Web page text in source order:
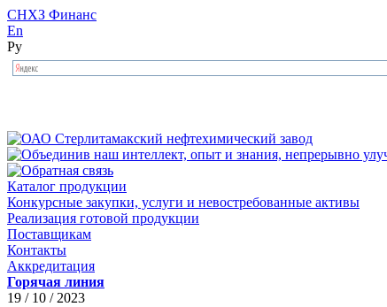
СНХЗ Финанс
En
Ру
Каталог продукции
Конкурсные закупки, услуги и невостребованные активы
Реализация готовой продукции
Поставщикам
Контакты
Аккредитация
Горячая линия
19 / 10 / 2023